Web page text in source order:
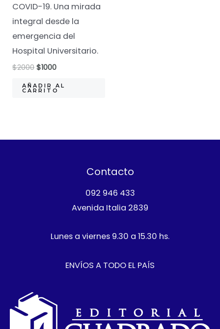
COVID-19. Una mirada
integral desde la
emergencia del
Hospital Universitario.
$2000El
original
era:
$1000El
actual
es:
AÑADIR AL
CARRITO
Contacto
092 946 433
Avenida Italia 2839
Lunes a viernes 9.30 a 15.30 hs.
ENVÍOS A TODO EL PAÍS